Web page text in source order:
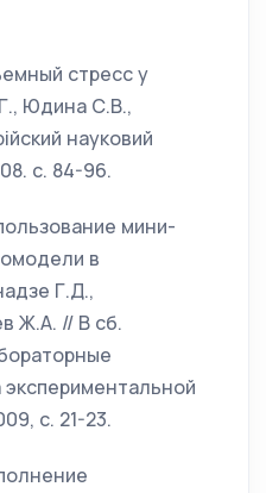
стресс у
Юдина С.В.,
науковий
с. 84-96.
мини-
в
Г.Д.,
Ж.А. // В сб.
с. 21-23.